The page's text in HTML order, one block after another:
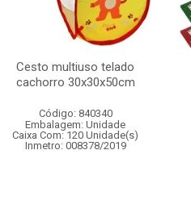
Cesto multiuso telado
cachorro 30x30x50cm
Código: 840340
Embalagem: Unidade
Caixa Com: 120 Unidade(s)
Inmetro: 008378/2019